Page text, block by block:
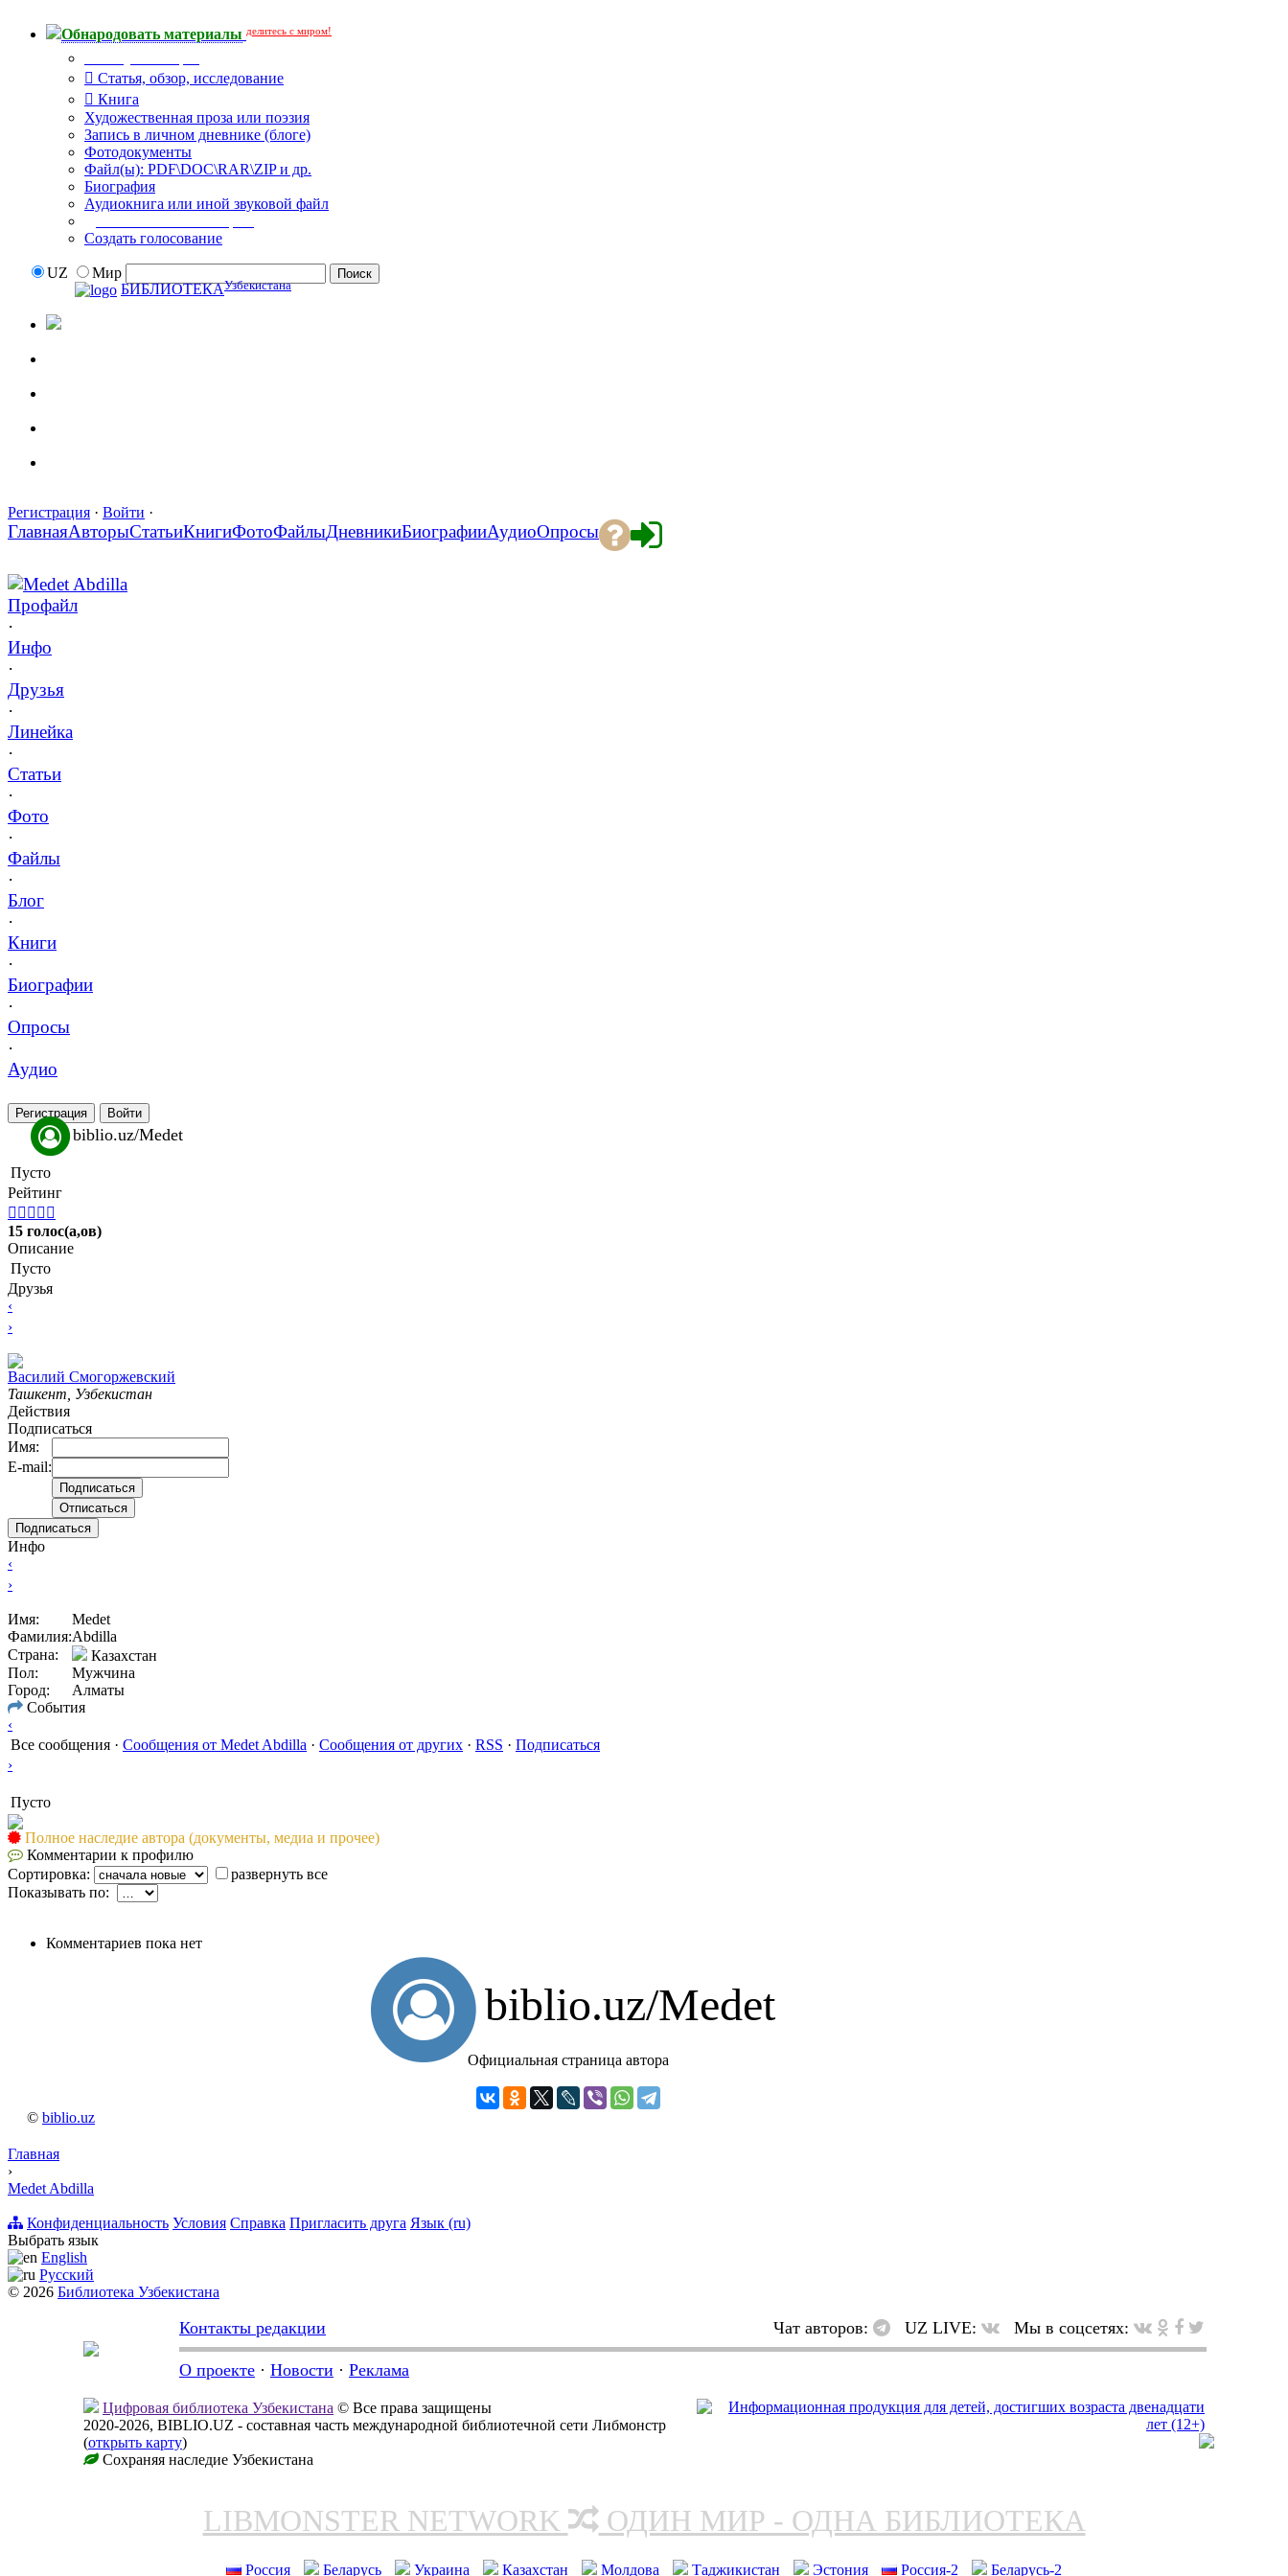
Обнародовать материалы делитесь с миром!
Статья, обзор, исследование
Книга
Художественная проза или поэзия
Запись в личном дневнике (блоге)
Фотодокументы
Файл(ы): PDF\DOC\RAR\ZIP и др.
Биография
Аудиокнига или иной звуковой файл
Создать голосование
UZ
Мир
БИБЛИОТЕКАУзбекистана
Регистрация · Войти ·
ГлавнаяАвторыСтатьиКнигиФотоФайлыДневникиБиографииАудиоОпросы
Medet Abdilla
Профайл
·
Инфо
·
Друзья
·
Линейка
·
Статьи
·
Фото
·
Файлы
·
Блог
·
Книги
·
Биографии
·
Опросы
·
Аудио
Регистрация Войти
biblio.uz/Medet
Пусто
Рейтинг
    
15 голос(а,ов)
Описание
Пусто
Друзья
‹
›
Вacилий Смогоржевский
Ташкент, Узбекистан
Действия
Подписаться
Имя:
E-mail:
Подписаться
Инфо
‹
›
Имя:
Medet
Фамилия:Abdilla
Страна:
Казахстан
Пол:
Мужчина
Город:
Алматы
События
‹
Все сообщения · Сообщения от Medet Abdilla · Сообщения от других · RSS · Подписаться
›
Пусто
Полное наследие автора (документы, медиа и прочее)
Комментарии к профилю
Сортировка:
развернуть все
Показывать по:
Комментариев пока нет
biblio.uz/Medet
Официальная страница автора
© biblio.uz
Главная
›
Medet Abdilla
Конфиденциальность Условия Справка Пригласить друга Язык (ru)
Выбрать язык
English
Русский
© 2026 Библиотека Узбекистана
Контакты редакции Чат авторов: UZ LIVE: Мы в соцсетях:
О проекте · Новости · Реклама
Цифровая библиотека Узбекистана © Все права защищены
2020-2026, BIBLIO.UZ - составная часть международной библиотечной сети Либмонстр
(открыть карту)
Сохраняя наследие Узбекистана
LIBMONSTER NETWORK ОДИН МИР - ОДНА БИБЛИОТЕКА
Россия Беларусь Украина Казахстан Молдова Таджикистан Эстония Россия-2 Беларусь-2